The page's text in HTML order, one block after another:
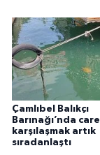
Çamlıbel Balıkçı
Barınağı’nda
karşılaşmak artık
sıradanlaştı